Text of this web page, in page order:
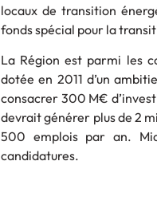
locaux de transition
fonds spécial pour la
La Région est parmi les
dotée en 2011 d’un
consacrer 300 M€
devrait générer plus de 2
500 emplois par an.
candidatures.